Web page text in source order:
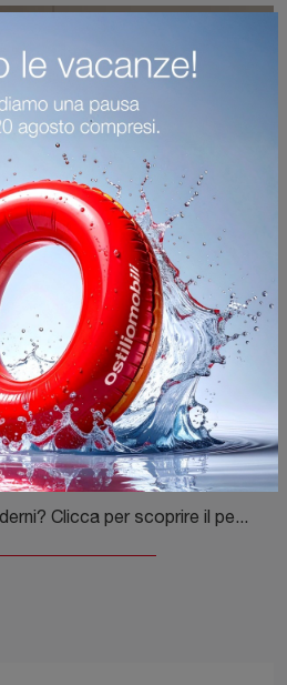
Teka
Vuoi allestire spazi moderni? Clicca per scoprire il pensile Teka in vetro della firma Orme!